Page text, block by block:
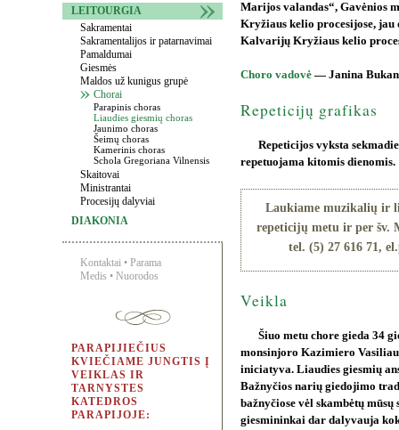
LEITOURGIA
Sakramentai
Sakramentalijos ir patarnavimai
Pamaldumai
Giesmės
Maldos už kunigus grupė
Chorai
Parapinis choras
Liaudies giesmių choras
Jaunimo choras
Šeimų choras
Kamerinis choras
Schola Gregoriana Vilnensis
Skaitovai
Ministrantai
Procesijų dalyviai
DIAKONIA
Kontaktai • Parama
Medis • Nuorodos
PARAPIJIEČIUS
KVIEČIAME JUNGTIS Į
VEIKLAS IR
TARNYSTES
KATEDROS
PARAPIJOJE:
Marijos valandas“, Gavėnios
Kryžiaus kelio procesijose, jau
Kalvarijų Kryžiaus kelio
Choro vadovė — Janina
Repeticijų grafikas
Repeticijos vyksta
repetuojama kitomis dienomis.
Laukiame muzikalių ir
repeticijų metu ir per šv.
tel. (5) 27 616 71,
Veikla
Šiuo metu chore gieda 34
monsinjoro Kazimiero
iniciatyva. Liaudies giesmių
Bažnyčios narių giedojimo
bažnyčiose vėl skambėtų
giesmininkai dar dalyvauja